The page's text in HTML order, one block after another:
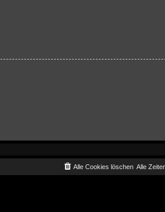
Alle
Alle Cookies löschen